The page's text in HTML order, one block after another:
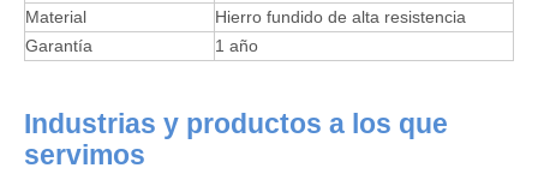
Material
Hierro fundido de alta resistencia
Garantía
1 año
Industrias y productos a los que
servimos